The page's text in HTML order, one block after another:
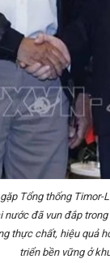
Tổng thống
nước đã vun đắp
thực chất, hiệu quả
triển bền vững ở